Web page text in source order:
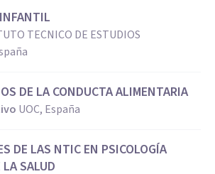
TECNICO DE ESTUDIOS
DE LA CONDUCTA ALIMENTARIA
UOC, España
DE LAS NTIC EN PSICOLOGÍA
SALUD